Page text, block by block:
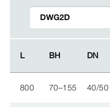
L BH DN
L BH DN
800 70–155 40/50